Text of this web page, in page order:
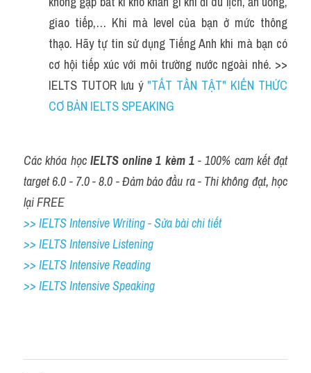
giao tiếp,… Khi mà level của bạn ở mức thông
thạo. Hãy tự tin sử dụng Tiếng Anh khi mà bạn có
cơ hội tiếp xúc với môi trường nước ngoài nhé. >>
IELTS TUTOR lưu ý "TẤT TẦN TẬT" KIẾN THỨC
CƠ BẢN IELTS SPEAKING
Các khóa học IELTS online 1 kèm 1 - 100% cam kết đạt
target 6.0 - 7.0 - 8.0 - Đảm bảo đầu ra - Thi không đạt, học
lại FREE
>> IELTS Intensive Writing - Sửa bài chi tiết
>> IELTS Intensive Listening
>> IELTS Intensive Reading
>> IELTS Intensive Speaking